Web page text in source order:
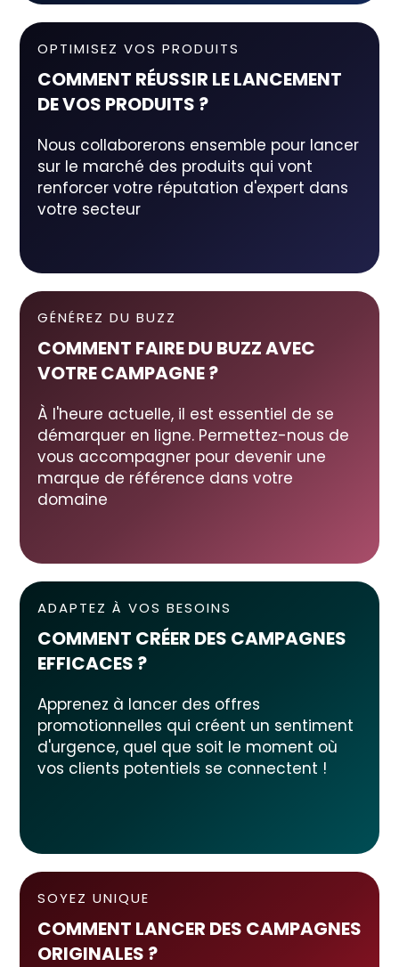
OPTIMISEZ VOS PRODUITS
COMMENT RÉUSSIR LE LANCEMENT
DE VOS PRODUITS ?
Nous collaborerons ensemble pour lancer
sur le marché des produits qui vont
renforcer votre réputation d'expert dans
votre secteur
GÉNÉREZ DU BUZZ
COMMENT FAIRE DU BUZZ AVEC
VOTRE CAMPAGNE?
À l'heure actuelle, il est essentiel de se
démarquer en ligne. Permettez-nous de
vous accompagner pour devenir une
marque de référence dans votre
domaine
ADAPTEZ À VOS BESOINS
COMMENT CRÉER DES CAMPAGNES
EFFICACES ?
Apprenez à lancer des offres
promotionnelles qui créent un sentiment
d'urgence, quel que soit le moment où
vos clients potentiels se connectent !
SOYEZ UNIQUE
COMMENT LANCER DES CAMPAGNES
ORIGINALES ?